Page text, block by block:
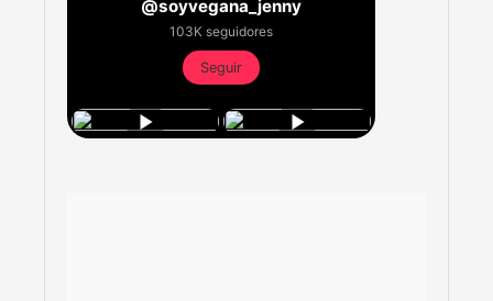
@soyvegana_jenny
103K seguidores
Seguir